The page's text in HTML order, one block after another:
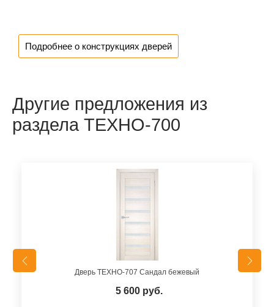
Подробнее о конструкциях дверей
Другие предложения из
раздела ТЕХНО-700
Дверь ТЕХНО-707 Сандал бежевый
5 600 руб.